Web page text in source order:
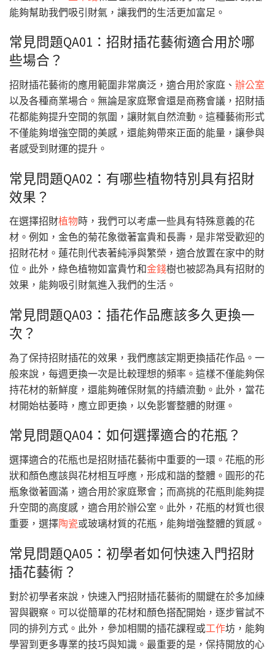
能夠幫助我們吸引財氣，讓我們的生活更加富足。
常見問題QA01：招財插花藝術適合用於哪
些場合？
招財插花藝術的應用範圍非常廣泛，適合用於家庭、 辦公室
以及各種商業場合。無論是家庭聚會還是商務會議，招財插
花都能夠提升空間的氛圍，讓財氣自然流動。這種藝術形式
不僅能夠增強空間的美感，還能夠帶來正面的能量，讓參與
者感受到財運的提升。
常見問題QA02：有哪些植物特別具有招財
效果？
在選擇招財植物時，我們可以考慮一些具有特殊意義的花
材。例如，金色的菊花象徵著富貴和長壽，是非常受歡迎的
招財花材。蓮花則代表著純淨與繁榮，適合放置在家中的財
位。此外，綠色植物如富貴竹和金錢樹也被認為具有招財的
效果，能夠吸引財氣進入我們的生活。
常見問題QA03：插花作品應該多久更換一
次？
為了保持招財插花的效果，我們應該定期更換插花作品。一
般來說，每週更換一次是比較理想的頻率。這樣不僅能夠保
持花材的新鮮度，還能夠確保財氣的持續流動。此外，當花
材開始枯萎時，應立即更換，以免影響整體的財運。
常見問題QA04：如何選擇適合的花瓶？
選擇適合的花瓶也是招財插花藝術中重要的一環。花瓶的形
狀和顏色應該與花材相互呼應，形成和諧的整體。圓形的花
瓶象徵著圓滿，適合用於家庭聚會；而高挑的花瓶則能夠提
升空間的高度感，適合用於辦公室。此外，花瓶的材質也很
重要，選擇陶瓷或玻璃材質的花瓶，能夠增強整體的質感。
常見問題QA05：初學者如何快速入門招財
插花藝術？
對於初學者來說，快速入門招財插花藝術的關鍵在於多加練
習與觀察。可以從簡單的花材和顏色搭配開始，逐步嘗試不
同的排列方式。此外，參加相關的插花課程或工作坊，能夠
學習到更多專業的技巧與知識。最重要的是，保持開放的心